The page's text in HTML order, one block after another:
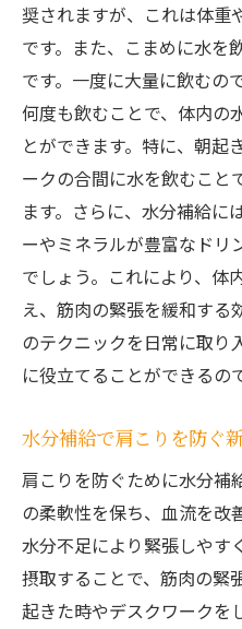
奨されますが、これは体重
です。また、こまめに水を
です。一度に大量に飲むの
何度も飲むことで、体内の
とができます。特に、朝起
ークの合間に水を飲むこと
ます。さらに、水分補給に
ーやミネラルが豊富なドリ
でしょう。これにより、体
え、筋肉の緊張を緩和する
のテクニックを日常に取り
に役立てることができるの
水分補給で肩こりを防ぐ
肩こりを防ぐために水分補
の柔軟性を保ち、血流を改
水分不足により緊張しやす
摂取することで、筋肉の緊
起きた時やデスクワークを